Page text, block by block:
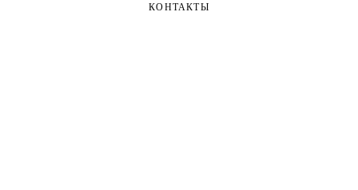
КОНТАКТЫ